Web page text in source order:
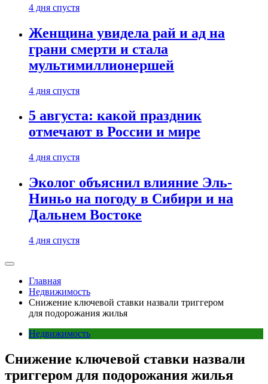
4 дня спустя
Женщина увидела рай и ад на
грани смерти и стала
мультимиллионершей
4 дня спустя
5 августа: какой праздник
отмечают в России и мире
4 дня спустя
Эколог объяснил влияние Эль-
Ниньо на погоду в Сибири и на
Дальнем Востоке
4 дня спустя
Главная
Недвижимость
Снижение ключевой ставки назвали триггером
для подорожания жилья
Недвижимость
Снижение ключевой ставки назвали
триггером для подорожания жилья